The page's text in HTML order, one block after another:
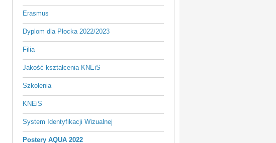
Erasmus
Dyplom dla Płocka 2022/2023
Filia
Jakość kształcenia KNEiS
Szkolenia
KNEiS
System Identyfikacji Wizualnej
Postery AQUA 2022